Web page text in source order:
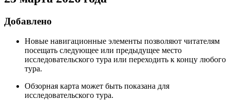
Добавлено
Новые навигационные элементы позволяют читателям
посещать следующее или предыдущее место
исследовательского тура или переходить к концу любого
тура.
Обзорная карта может быть показана для
исследовательского тура.